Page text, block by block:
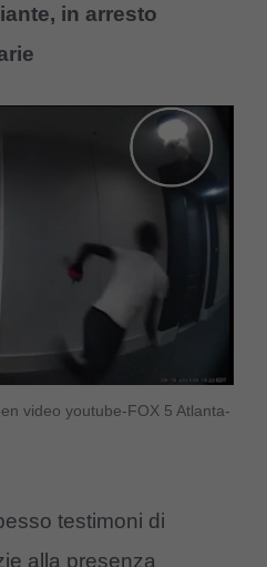
in arresto
video youtube-FOX 5 Atlanta-
testimoni di
alla presenza